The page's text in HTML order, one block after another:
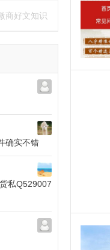
商好文知识
确实不错
私Q529007